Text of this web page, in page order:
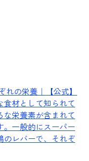
の栄養｜【公式】
材として知られて
な栄養素が含まれて
。一般的にスーパー
のレバーで、それぞ